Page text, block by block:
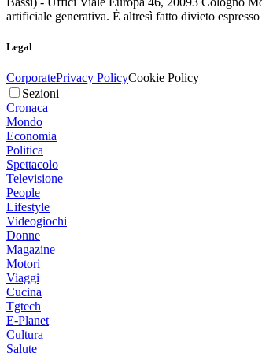
artificiale generativa. È altresì fatto divieto
Legal
CorporatePrivacy PolicyCookie Policy
Sezioni
Cronaca
Mondo
Economia
Politica
Spettacolo
Televisione
People
Lifestyle
Videogiochi
Donne
Magazine
Motori
Viaggi
Cucina
Tgtech
E-Planet
Cultura
Salute